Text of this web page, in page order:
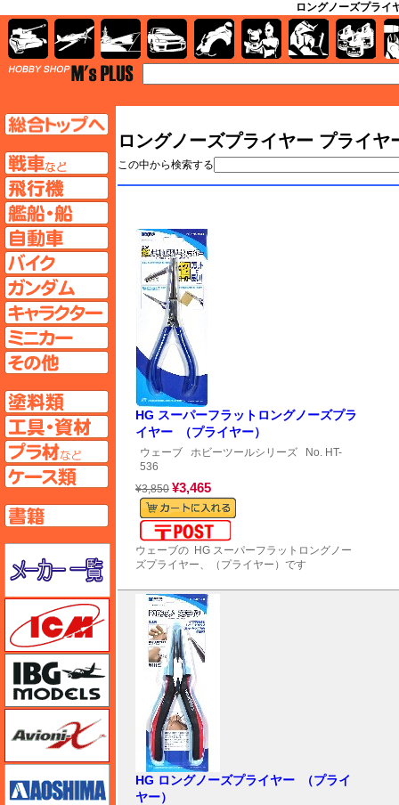
ロングノーズプライ
ロングノーズプライヤー プライ
この中から検索する
HG スーパーフラットロングノーズプラ
イヤー （プライヤー）
ウェーブ ホビーツールシリーズ No. HT-
536
¥3,850 ¥3,465
ウェーブの HG スーパーフラットロングノー
ズプライヤー、（プライヤー）です
HG ロングノーズプライヤー （プライ
ヤー）
AFV
飛行機ページへ
自動車ページへ
バイクページへ
ガンダムページへ
キャラクターページへ
ミニカーページへ
その他ページへ
塗料ページへ
工具ページへ
プラ材ページへ
ケースページへ
書籍ページへ
メーカー一覧のページはこちら
Avioni-X（アヴィオニクス）
アオシマ
AFV 飛行機 艦船 自動車 バイク キャラクターガンダム 塗料